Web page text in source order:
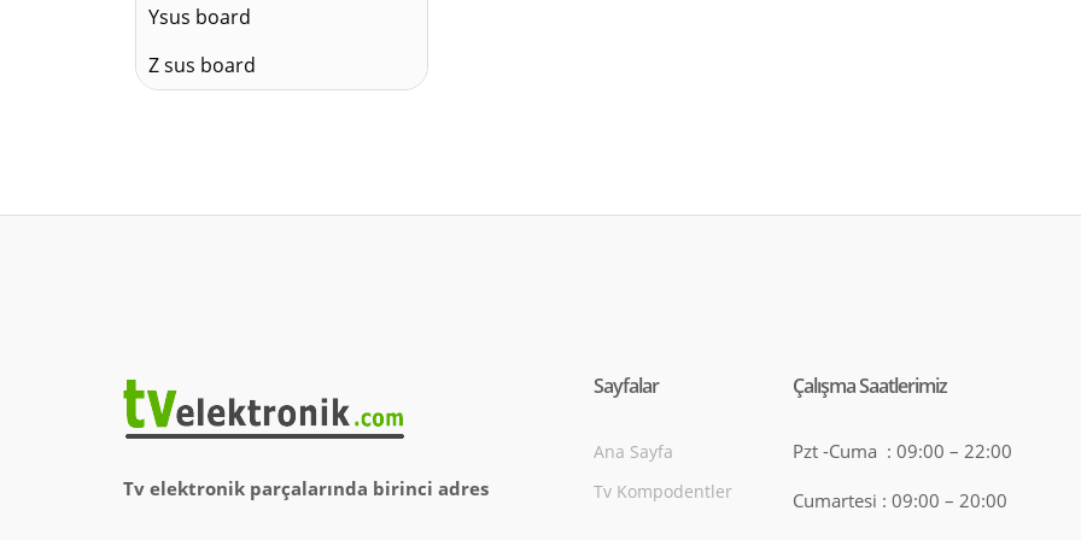
Ysus board
Z sus board
Tv elektronik parçalarında birinci adres
Sayfalar
Ana Sayfa
Tv Kompodentler
Çalışma Saatlerimiz
Pzt -Cuma : 09:00 – 22:00
Cumartesi : 09:00 – 20:00